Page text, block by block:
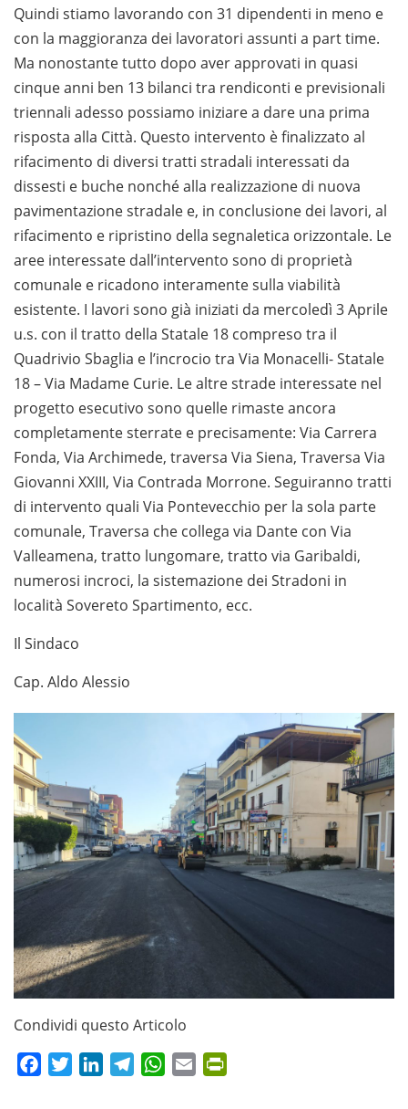
Quindi stiamo lavorando con 31 dipendenti in meno e
con la maggioranza dei lavoratori assunti a part time.
Ma nonostante tutto dopo aver approvati in quasi
cinque anni ben 13 bilanci tra rendiconti e previsionali
triennali adesso possiamo iniziare a dare una prima
risposta alla Città. Questo intervento è finalizzato al
rifacimento di diversi tratti stradali interessati da
dissesti e buche nonché alla realizzazione di nuova
pavimentazione stradale e, in conclusione dei lavori, al
rifacimento e ripristino della segnaletica orizzontale. Le
aree interessate dall’intervento sono di proprietà
comunale e ricadono interamente sulla viabilità
esistente. I lavori sono già iniziati da mercoledì 3 Aprile
u.s. con il tratto della Statale 18 compreso tra il
Quadrivio Sbaglia e l’incrocio tra Via Monacelli- Statale
18 – Via Madame Curie. Le altre strade interessate nel
progetto esecutivo sono quelle rimaste ancora
completamente sterrate e precisamente: Via Carrera
Fonda, Via Archimede, traversa Via Siena, Traversa Via
Giovanni XXIII, Via Contrada Morrone. Seguiranno tratti
di intervento quali Via Pontevecchio per la sola parte
comunale, Traversa che collega via Dante con Via
Valleamena, tratto lungomare, tratto via Garibaldi,
numerosi incroci, la sistemazione dei Stradoni in
località Sovereto Spartimento, ecc.
Il Sindaco
Cap. Aldo Alessio
Condividi questo Articolo
FacebookTwitterLinkedInTelegramWhatsApp
Email